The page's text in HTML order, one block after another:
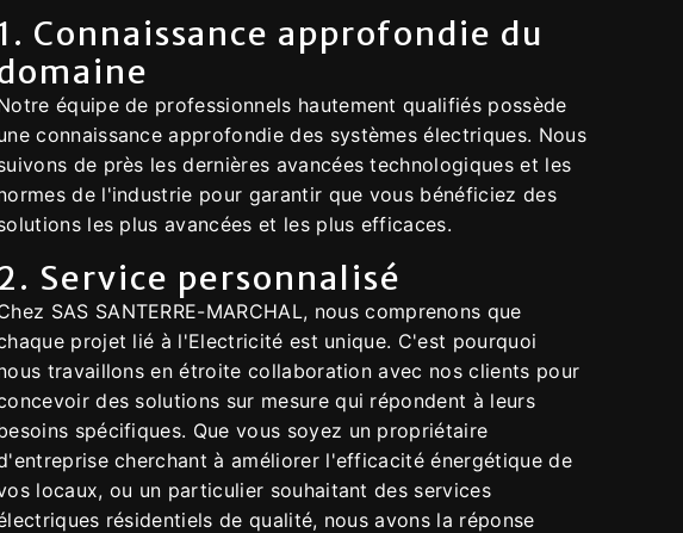
Connaissance approfondie du
équipe de professionnels hautement qualifiés possède
connaissance approfondie des systèmes électriques. Nous
de près les dernières avancées technologiques et les
de l'industrie pour garantir que vous bénéficiez des
les plus avancées et les plus efficaces.
Service personnalisé
SAS SANTERRE-MARCHAL, nous comprenons que
projet lié à l'Electricité est unique. C'est pourquoi
travaillons en étroite collaboration avec nos clients pour
des solutions sur mesure qui répondent à leurs
spécifiques. Que vous soyez un propriétaire
cherchant à améliorer l'efficacité énergétique de
locaux, ou un particulier souhaitant des services
résidentiels de qualité, nous avons la réponse